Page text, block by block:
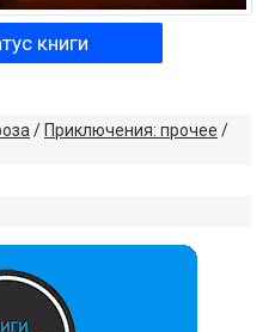
книги
/ Приключения: прочее /